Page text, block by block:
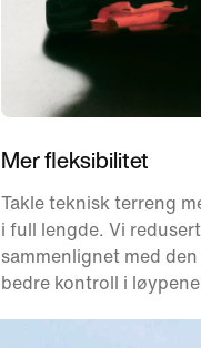
Mer fleksibilitet
Takle teknisk terreng
i full lengde. Vi
sammenlignet med
bedre kontroll i